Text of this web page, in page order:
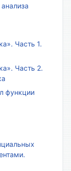
Часть 1.
Часть 2.
функции